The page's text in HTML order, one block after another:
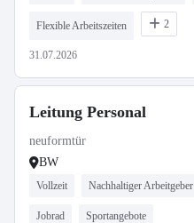
Flexible Arbeitszeiten 2
31.07.2026
Leitung Personal
neuformtür
BW
Vollzeit Nachhaltiger Arbeitgeber
Jobrad Sportangebote